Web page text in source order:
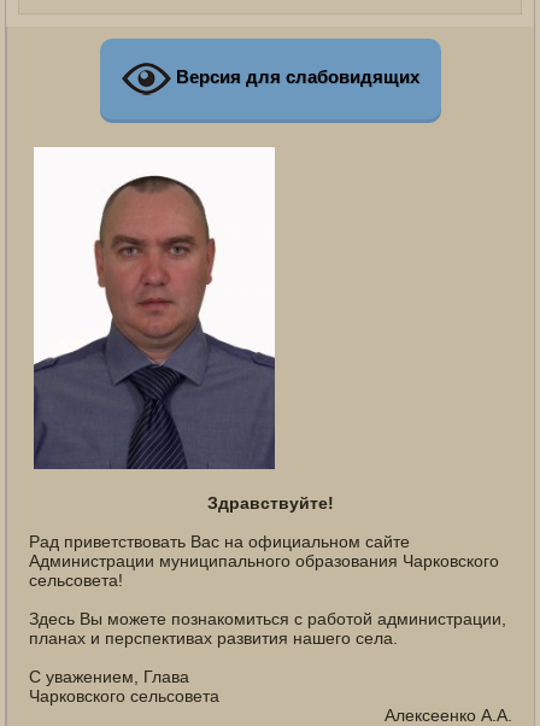
Версия для слабовидящих
Здравствуйте!
Рад приветствовать Вас на официальном сайте
Администрации муниципального образования Чарковского
сельсовета!
Здесь Вы можете познакомиться с работой администрации,
планах и перспективах развития нашего села.
С уважением, Глава
Чарковского сельсовета
Алексеенко А.А.